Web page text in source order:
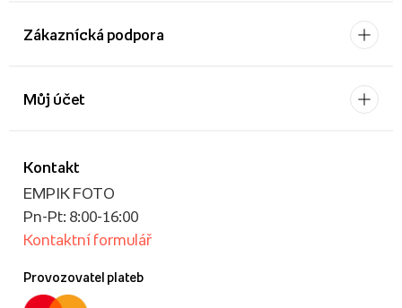
Zákaznícká podpora
Kontakt
EMPIK FOTO
Pn-Pt: 8:00-16:00
Kontaktní formulář
Provozovatel plateb
Můj účet